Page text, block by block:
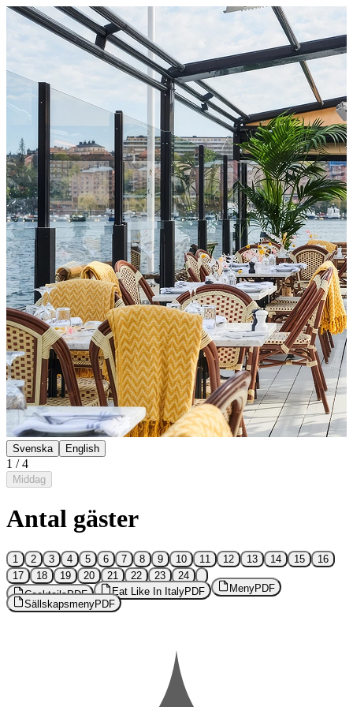
Svenska English
1 /4
Middag
Antal gäster
1 2 3 4 5 6 7 8 9 10 11 12 13 14 15
16
17
18 19 20 21 22 23
24
CocktailsPDF Eat Like In ItalyPDF MenyPDF
SällskapsmenyPDF